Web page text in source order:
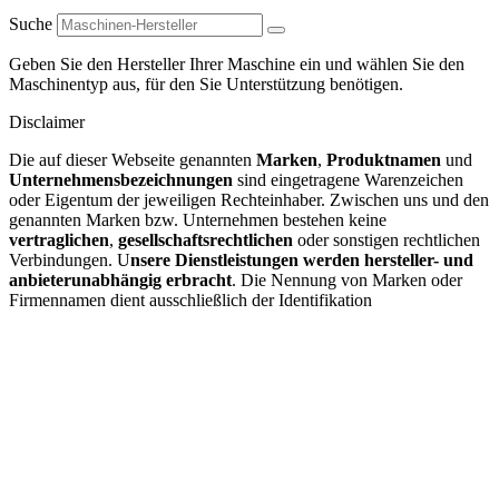
Suche
Geben Sie den Hersteller Ihrer Maschine ein und wählen Sie den
Maschinentyp aus, für den Sie Unterstützung benötigen.
Disclaimer
Die auf dieser Webseite genannten Marken, Produktnamen und
Unternehmensbezeichnungen sind eingetragene Warenzeichen
oder Eigentum der jeweiligen Rechteinhaber. Zwischen uns und den
genannten Marken bzw. Unternehmen bestehen keine
vertraglichen, gesellschaftsrechtlichen oder sonstigen rechtlichen
Verbindungen. Unsere Dienstleistungen werden hersteller- und
anbieterunabhängig erbracht. Die Nennung von Marken oder
Firmennamen dient ausschließlich der Identifikation